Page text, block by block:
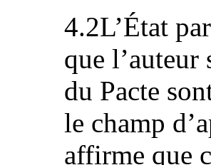
4.2L’État
que
du Pacte
le champ
affirme que